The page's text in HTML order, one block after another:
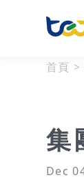
首頁 >
集
Dec